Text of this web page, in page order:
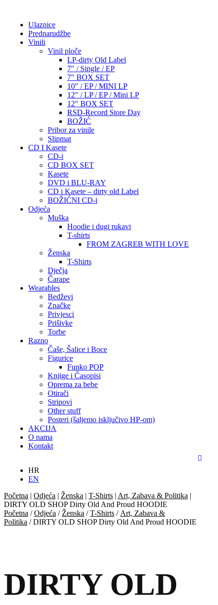
Ulaznice
Prednarudžbe
Vinili
Vinil ploče
LP-dirty Old Label
7″ / Single / EP
7″ BOX SET
10″ / EP / MINI LP
12″ / LP / EP / Mini LP
12″ BOX SET
RSD-Record Store Day
BOŽIĆ
Pribor za vinile
Slipmat
CD I Kasete
CD-i
CD BOX SET
Kasete
DVD i BLU-RAY
CD i Kasete – dirty old Label
BOŽIĆNI CD-i
Odjeća
Muška
Hoodie i dugi rukavi
T-shirts
FROM ZAGREB WITH LOVE
Ženska
T-Shirts
Dječja
Čarape
Wearables
Bedževi
Značke
Privjesci
Prišivke
Torbe
Razno
Čaše, Šalice i Boce
Figurice
Funko POP
Knjige i Časopisi
Oprema za bebe
Otirači
Stripovi
Other stuff
Posteri (šaljemo isključivo HP-om)
AKCIJA
O nama
Kontakt
HR
EN
Početna | Odjeća | Ženska | T-Shirts | Art, Zabava & Politika |
DIRTY OLD SHOP Dirty Old And Proud HOODIE
Početna /Odjeća / Ženska /T-Shirts / Art, Zabava &
Politika / DIRTY OLD SHOP Dirty Old And Proud HOODIE
DIRTY OLD